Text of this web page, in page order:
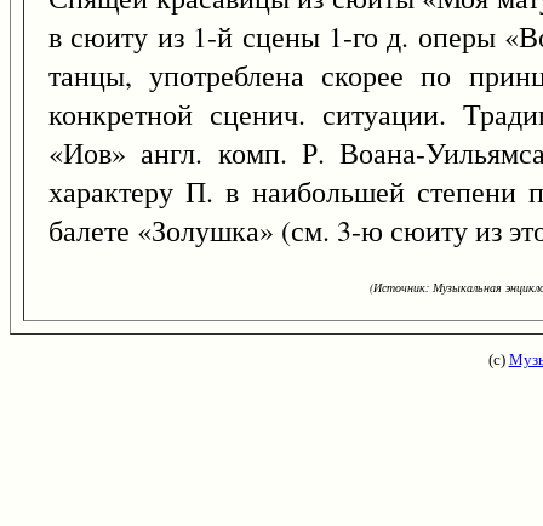
в сюиту из 1-й сцены 1-го д. оперы
танцы, употреблена скорее по
конкретной сценич. ситуации.
«Иов» англ. комп. Р. Воана-
характеру П. в наибольшей
балете «Золушка» (см. 3-ю сюиту из
(Источник: Музыкальная
(с)